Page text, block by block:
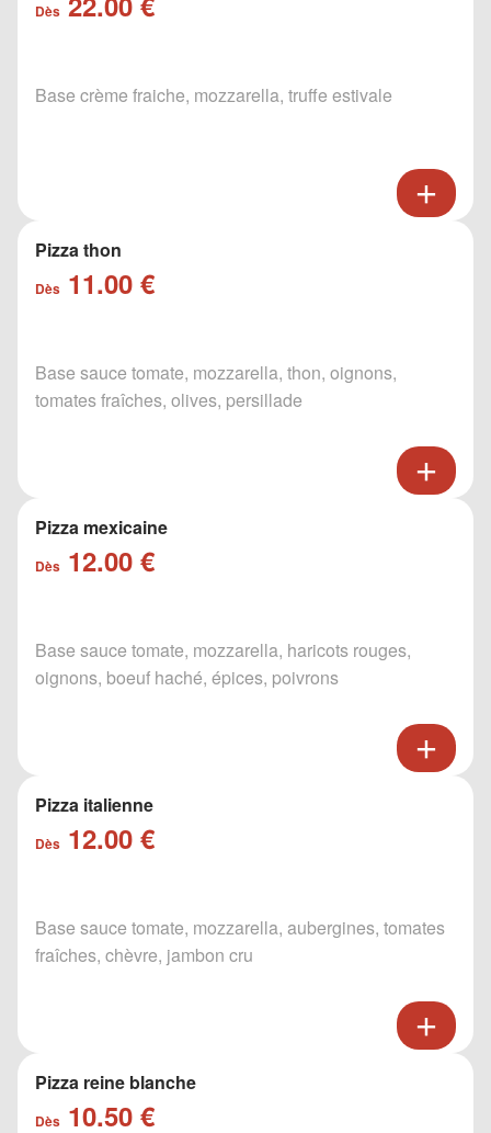
Dès
Base crème fraiche, mozzarella, truffe estivale
Pizza thon
Dès 11.00 €
Base sauce tomate, mozzarella, thon, oignons,
tomates fraîches, olives, persillade
Pizza mexicaine
Dès 12.00 €
Base sauce tomate, mozzarella, haricots rouges,
oignons, boeuf haché, épices, poivrons
Pizza italienne
Dès 12.00 €
Base sauce tomate, mozzarella, aubergines, tomates
fraîches, chèvre, jambon cru
Pizza reine blanche
Dès 10.50 €